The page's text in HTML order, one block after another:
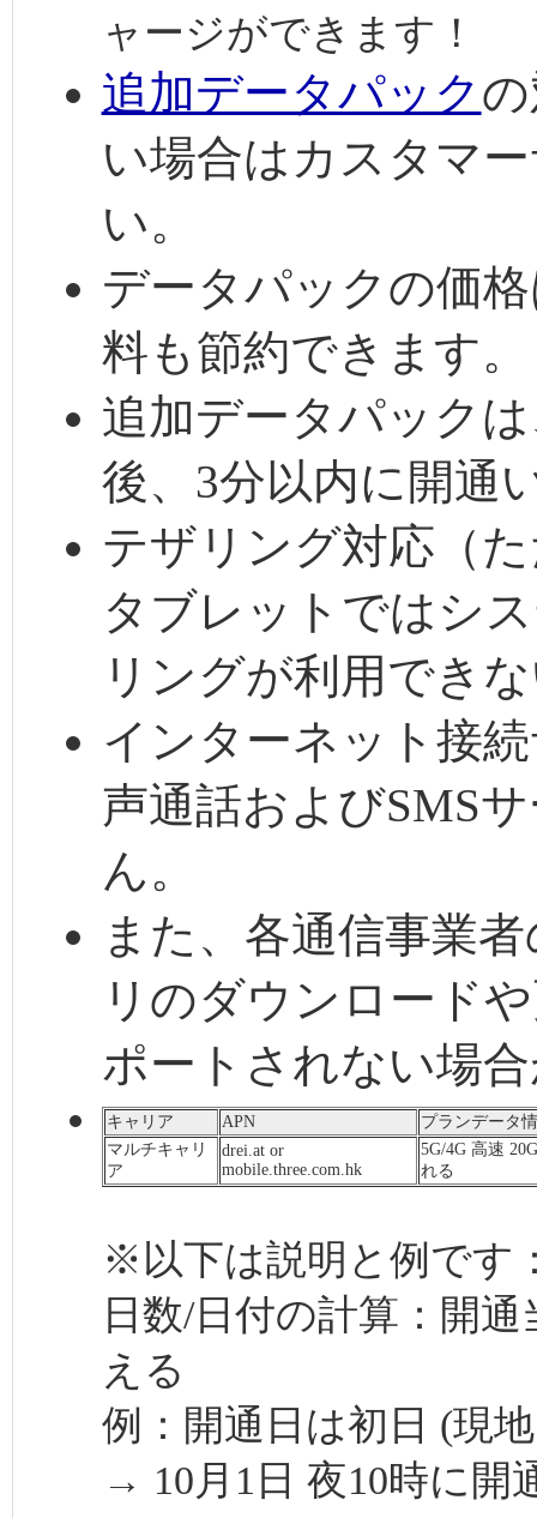
ャージができます！
追加データパック
い場合はカスタマ
い。
データパックの価
料も節約できます。
追加データパック
後、3分以内に開通
テザリング対応（
タブレットではシ
リングが利用でき
インターネット接
声通話およびSMS
ん。
また、各通信事業
リのダウンロード
ポートされない場
キャリア APN
プランデータ
マルチキャリ
ア
drei.at or
mobile.three.com.hk
5G/4G 高速
れる
※以下は説明と例です
日数/日付の計算：開
える
例：開通日は初日 (現
→ 10月1日 夜10時に開